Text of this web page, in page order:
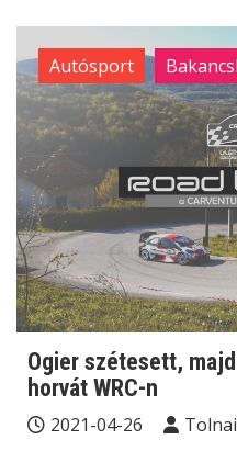
Autósport
Ogier szétesett,
horvát WRC-n
2021-04-26